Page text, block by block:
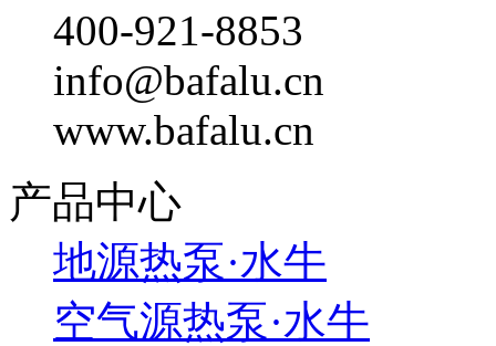
400-921-8853
info@bafalu.cn
www.bafalu.cn
产品中心
地源热泵·水牛
空气源热泵·水牛